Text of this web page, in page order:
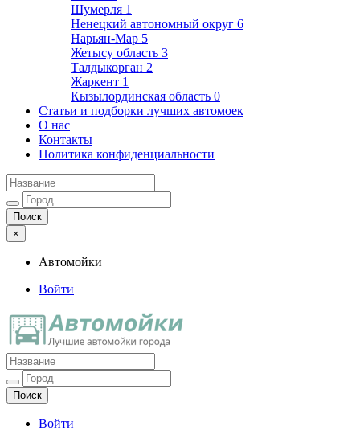
Шумерля 1
Ненецкий автономный округ 6
Нарьян-Мар 5
Жетысу область 3
Талдыкорган 2
Жаркент 1
Кызылординская область 0
Статьи и подборки лучших автомоек
О нас
Контакты
Политика конфиденциальности
×
Автомойки
Войти
Автомойки
Ещё один сайт на WordPress
Войти